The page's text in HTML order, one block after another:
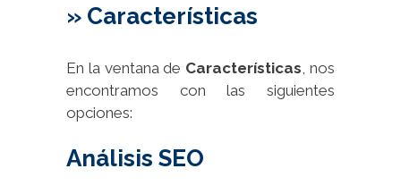
» Características
En la ventana de Características, nos
encontramos con las siguientes
opciones:
Análisis SEO